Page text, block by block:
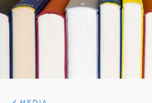
ARTIKELEN
VARIA